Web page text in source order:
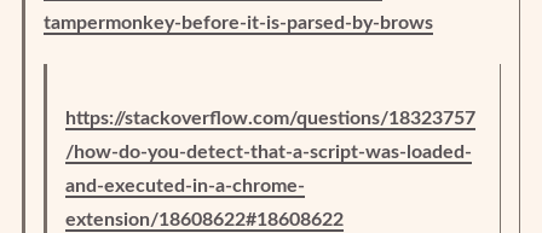
tampermonkey-before-it-is-parsed-by-brows
https://stackoverflow.com/questions/18323757
/how-do-you-detect-that-a-script-was-loaded-
and-executed-in-a-chrome-
extension/18608622#18608622